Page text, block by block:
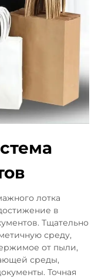
лотка
в
Тщательно
среду,
от пыли,
среды,
Точная